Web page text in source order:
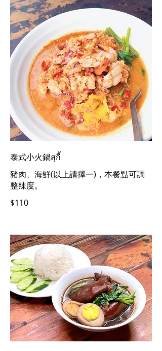
泰式小火鍋สุกี้
豬肉、海鮮(以上請擇一)，本餐點可調
整辣度。
$110